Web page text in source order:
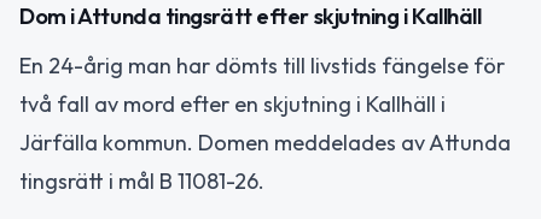
Dom i Attunda tingsrätt efter skjutning i Kallhäll
En 24-årig man har dömts till livstids fängelse för
två fall av mord efter en skjutning i Kallhäll i
Järfälla kommun. Domen meddelades av Attunda
tingsrätt i mål B 11081-26.